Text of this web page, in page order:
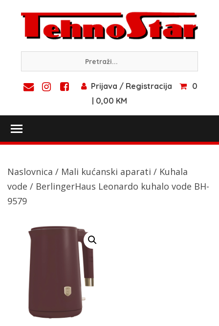
content
Prijava / Registracija
0
| 0,00 KM
Naslovnica / Mali kućanski aparati / Kuhala
vode / BerlingerHaus Leonardo kuhalo vode BH-
9579